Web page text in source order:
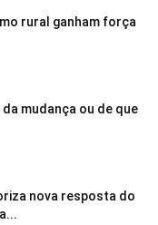
rural ganham força
mudança ou de que
nova resposta do